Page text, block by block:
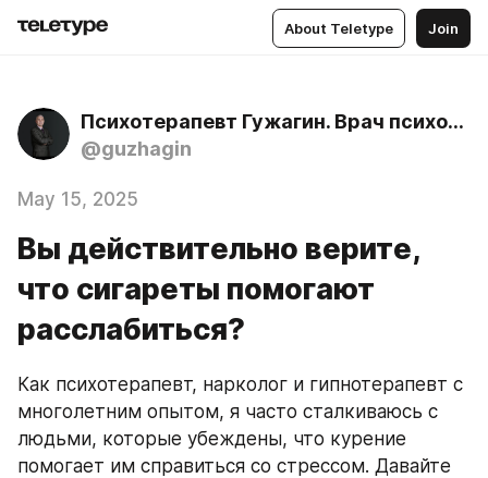
About Teletype Join
Психотерапевт Гужагин. Врач психотерапевт, нарколог, психиатр
@guzhagin
May 15, 2025
Вы действительно верите,
что сигареты помогают
расслабиться?
Как психотерапевт, нарколог и гипнотерапевт с
многолетним опытом, я часто сталкиваюсь с
людьми, которые убеждены, что курение
помогает им справиться со стрессом. Давайте